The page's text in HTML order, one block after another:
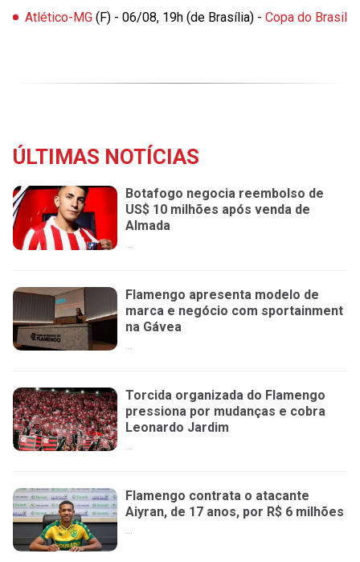
Atlético-MG (F) - 06/08, 19h (de Brasília) - Copa do Brasil
ÚLTIMAS NOTÍCIAS
Botafogo negocia reembolso de
US$ 10 milhões após venda de
Almada
...
Flamengo apresenta modelo de
marca e negócio com sportainment
na Gávea
Torcida organizada do Flamengo
pressiona por mudanças e cobra
Leonardo Jardim
Flamengo contrata o atacante
Aiyran, de 17 anos, por R$ 6 milhões
...